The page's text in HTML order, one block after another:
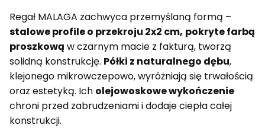
Regał MALAGA zachwyca przemyślaną formą –
stalowe profile o przekroju 2x2 cm, pokryte farbą
proszkową w czarnym macie z fakturą, tworzą
solidną konstrukcję. Półki z naturalnego dębu,
klejonego mikrowczepowo, wyróżniają się trwałością
oraz estetyką. Ich olejowoskowe wykończenie
chroni przed zabrudzeniami i dodaje ciepła całej
konstrukcji.